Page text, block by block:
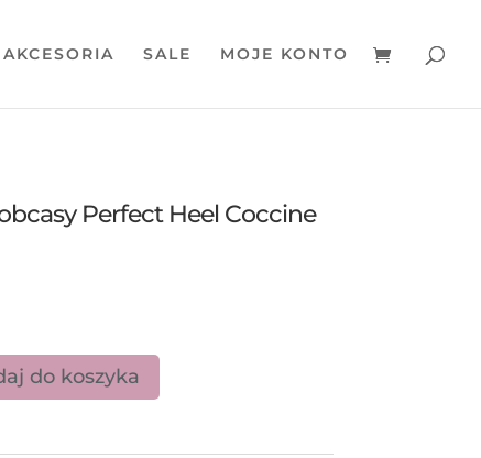
AKCESORIA SALE MOJE KONTO
Perfect Heel Coccine
na obcasy Perfect Heel Coccine
do koszyka